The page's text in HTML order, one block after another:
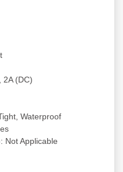
2A (DC)
Waterproof
Not Applicable